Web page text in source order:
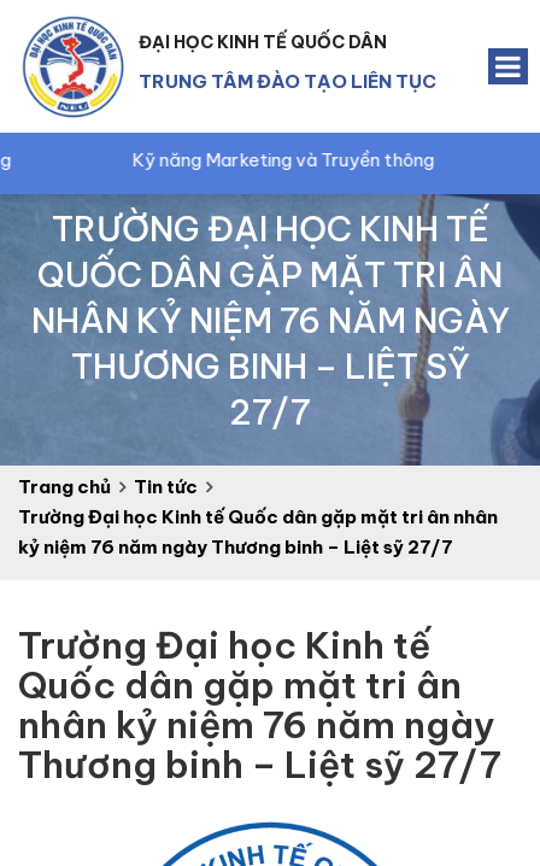
ĐẠI HỌC KINH TẾ QUỐC DÂN
TRUNG TÂM ĐÀO TẠO LIÊN TỤC
thông Kế toán trưởng doanh nghiệp
TRƯỜNG ĐẠI HỌC KINH TẾ
QUỐC DÂN GẶP MẶT TRI ÂN
NHÂN KỶ NIỆM 76 NĂM NGÀY
THƯƠNG BINH – LIỆT SỸ
27/7
Trang chủ
Tin tức
Trường Đại học Kinh tế Quốc dân gặp mặt tri ân nhân
kỷ niệm 76 năm ngày Thương binh – Liệt sỹ 27/7
Trường Đại học Kinh tế
Quốc dân gặp mặt tri ân
nhân kỷ niệm 76 năm ngày
Thương binh – Liệt sỹ 27/7